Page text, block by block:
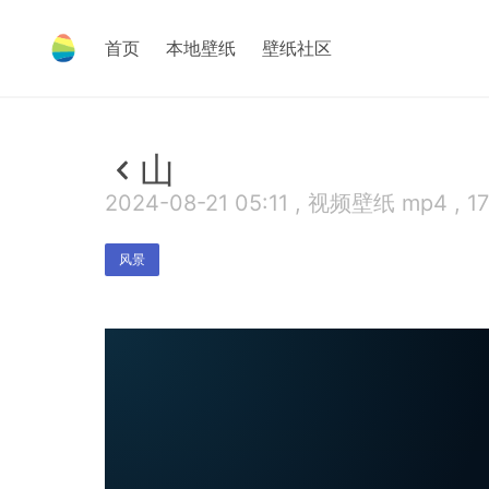
首页 本地壁纸 壁纸社区
山
2024-08-21 05:11 , 视频壁纸 mp4 ,
风景